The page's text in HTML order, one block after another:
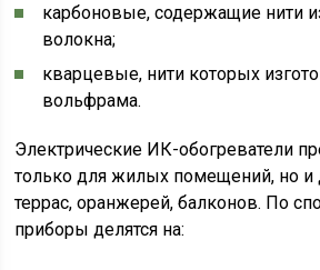
карбоновые, содержащие нити
волокна;
кварцевые, нити которых
вольфрама.
Электрические ИК-обогреватели
только для жилых помещений, но и
террас, оранжерей, балконов. По
приборы делятся на: